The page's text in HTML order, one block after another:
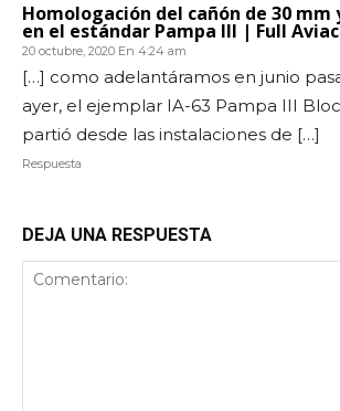
Homologación del cañón de 30 mm
en el estándar Pampa III | Full
20 octubre, 2020 En 4:24 am
[…] como adelantáramos en junio
ayer, el ejemplar IA-63 Pampa III
partió desde las instalaciones de […]
Respuesta
DEJA UNA RESPUESTA